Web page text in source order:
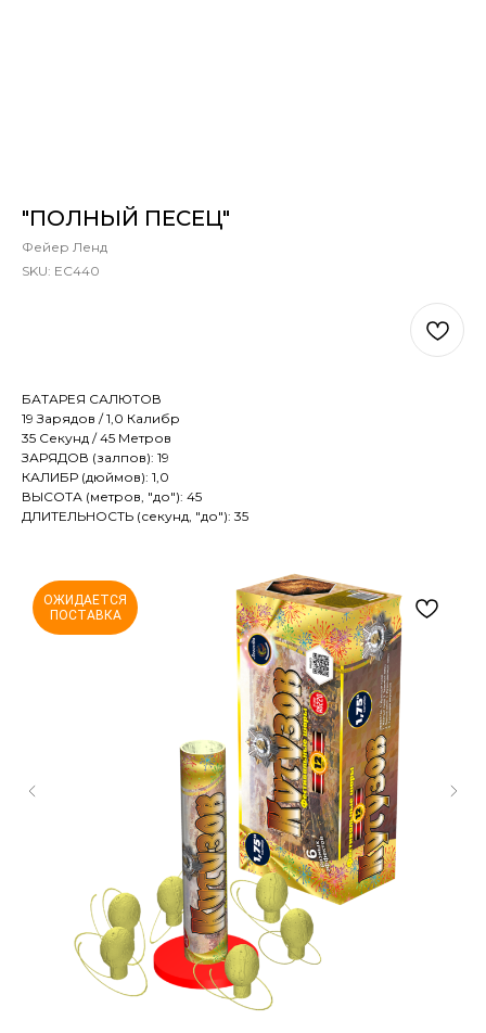
"ПОЛНЫЙ ПЕСЕЦ"
Фейер Ленд
SKU: ЕС440
БАТАРЕЯ САЛЮТОВ
19 Зарядов / 1,0 Калибр
35 Секунд / 45 Метров
ЗАРЯДОВ (залпов): 19
КАЛИБР (дюймов): 1,0
ВЫСОТА (метров, "до"): 45
ДЛИТЕЛЬНОСТЬ (секунд, "до"): 35
ОЖИДАЕТСЯ
ПОСТАВКА